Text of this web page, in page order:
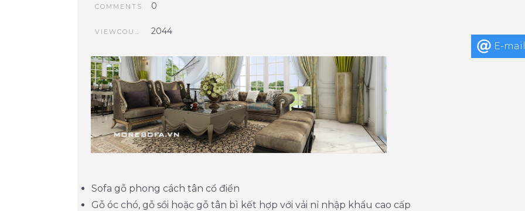
E-mail
COMMENTS 0
2044
Sofa gỗ phong cách tân cổ điển
Gỗ óc chó, gỗ sồi hoặc gỗ tân bì kết hợp với vải nỉ nhập khẩu cao cấp